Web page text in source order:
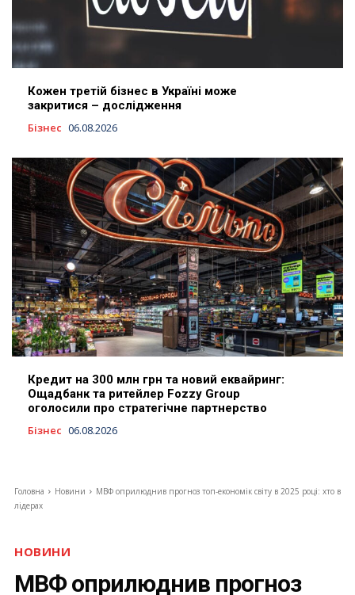
Кожен третій бізнес в Україні може
закритися – дослідження
Бізнес 06.08.2026
Кредит на 300 млн грн та новий еквайринг:
Ощадбанк та ритейлер Fozzy Group
оголосили про стратегічне партнерство
Бізнес 06.08.2026